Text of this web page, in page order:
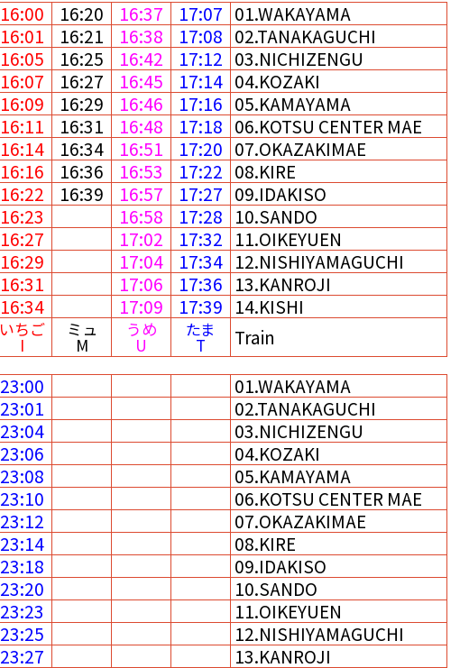
16:00 16:20 16:37 17:07 01.WAKAYAMA
16:01 16:21 16:38 17:08 02.TANAKAGUCHI
16:05 16:25 16:42 17:12 03.NICHIZENGU
16:07 16:27 16:45 17:14 04.KOZAKI
16:09 16:29 16:46 17:16 05.KAMAYAMA
16:11 16:31 16:48 17:18 06.KOTSU CENTER MAE
16:14 16:34 16:51 17:20 07.OKAZAKIMAE
16:16 16:36 16:53 17:22 08.KIRE
16:22 16:39 16:57 17:27 09.IDAKISO
16:23 16:58 17:28 10.SANDO
16:27 17:02 17:32 11.OIKEYUEN
16:29 17:04 17:34 12.NISHIYAMAGUCHI
16:31 17:06 17:36 13.KANROJI
16:34 17:09 17:39 14.KISHI
いちご
I
ミュ
M
うめ
U
たま
T
Train
23:00
01.WAKAYAMA
23:01
02.TANAKAGUCHI
23:04
03.NICHIZENGU
23:06
04.KOZAKI
23:08
05.KAMAYAMA
23:10
06.KOTSU CENTER MAE
23:12
07.OKAZAKIMAE
23:14
08.KIRE
23:18
09.IDAKISO
23:20
10.SANDO
23:23
11.OIKEYUEN
23:25
12.NISHIYAMAGUCHI
23:27
13.KANROJI